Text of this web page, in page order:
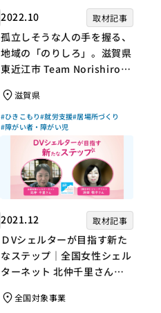
2022.10 取材記事
孤立しそうな人の手を握る、
地域の「のりしろ」。滋賀県
東近江市 Team Norishiroの
滋賀県
#ひきこもり#就労支援#居場所づくり
#障がい者・障がい児
2021.12 取材記事
ＤVシェルターが目指す新た
なステップ｜全国女性シェル
ターネット 北仲千里さん×
ん【聞き手】
全国対象事業